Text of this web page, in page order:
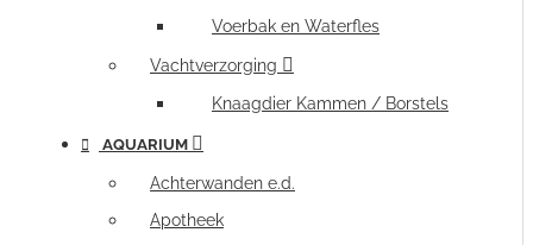
Voerbak en Waterfles
Vachtverzorging
Knaagdier Kammen / Borstels
AQUARIUM
Achterwanden e.d.
Apotheek